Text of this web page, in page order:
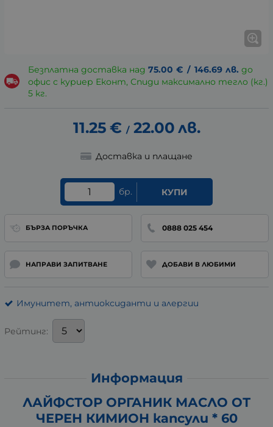
Безплатна доставка над 75.00 € / 146.69 лв. до
офис с куриер Еконт, Спиди максимално тегло (кг.)
5 кг.
11.25 € / 22.00 лв.
Доставка и плащане
бр. КУПИ
БЪРЗА ПОРЪЧКА 0888 025 454
НАПРАВИ ЗАПИТВАНЕ ДОБАВИ В ЛЮБИМИ
Имунитет, антиоксиданти и алергии
Рейтинг:
Информация
ЛАЙФСТОР ОРГАНИК МАСЛО ОТ
ЧЕРЕН КИМИОН капсули * 60